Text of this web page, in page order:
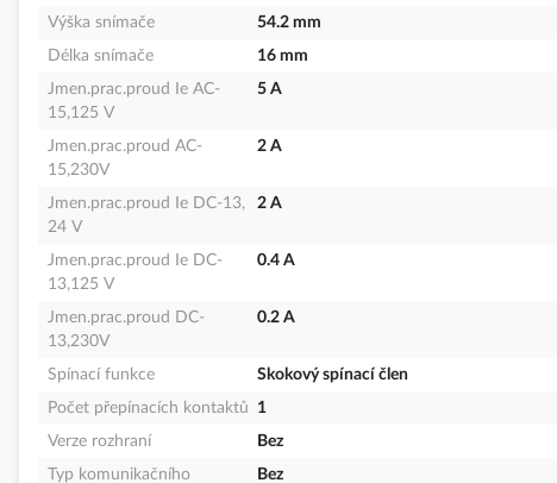
Výška snímače
54.2 mm
Délka snímače
16 mm
Jmen.prac.proud Ie AC-
15,125 V
5 A
Jmen.prac.proud AC-
15,230V
2 A
Jmen.prac.proud Ie DC-13,
24 V
2 A
Jmen.prac.proud Ie DC-
13,125 V
0.4 A
Jmen.prac.proud DC-
13,230V
0.2 A
Spínací funkce
Skokový spínací člen
Počet přepínacích kontaktů
1
Verze rozhraní
Bez
Typ komunikačního
Bez